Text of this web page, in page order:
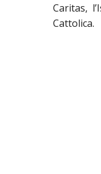
Caritas,
Cattolica.